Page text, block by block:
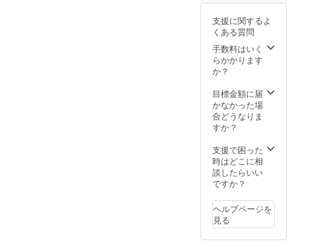
支援に関するよ
くある質問
手数料はいく
らかかります
か？
目標金額に届
かなかった場
合どうなりま
すか？
支援で困った
時はどこに相
談したらいい
ですか？
ヘルプページを
見る